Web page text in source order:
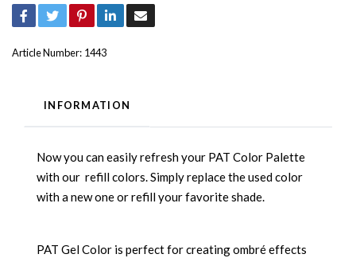
Article Number: 1443
INFORMATION
Now you can easily refresh your PAT Color Palette
with our refill colors. Simply replace the used color
with a new one or refill your favorite shade.
PAT Gel Color is perfect for creating ombré effects